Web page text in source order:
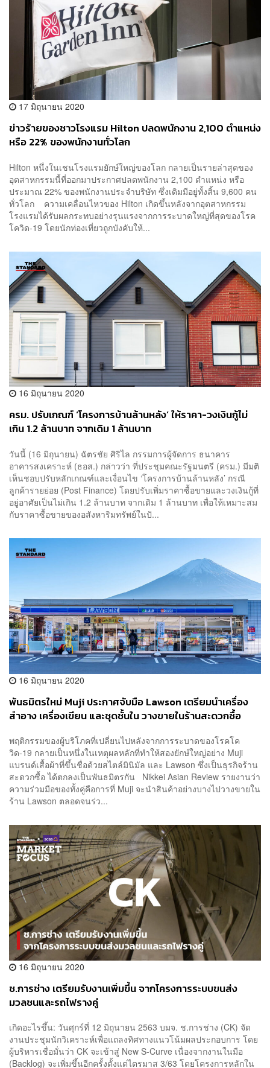
17 มิถุนายน 2020
ข่าวร้ายของชาวโรงแรม Hilton ปลดพนักงาน 2,100 ตำแหน่ง
หรือ 22% ของพนักงานทั่วโลก
Hilton หนึ่งในเชนโรงแรมยักษ์ใหญ่ของโลก กลายเป็นรายล่าสุดของ
อุตสาหกรรมนี้ที่ออกมาประกาศปลดพนักงาน 2,100 ตำแหน่ง หรือ
ประมาณ 22% ของพนักงานประจำบริษัท ซึ่งเดิมมีอยู่ทั้งสิ้น 9,600 คน
ทั่วโลก ความเคลื่อนไหวของ Hilton เกิดขึ้นหลังจากอุตสาหกรรม
โรงแรมได้รับผลกระทบอย่างรุนแรงจากการระบาดใหญ่ที่สุดของโรค
โควิด-19 โดยนักท่องเที่ยวถูกบังคับให้...
16 มิถุนายน 2020
ครม. ปรับเกณฑ์ ‘โครงการบ้านล้านหลัง’ ให้ราคา-วงเงินกู้ไม่
เกิน 1.2 ล้านบาท จากเดิม 1 ล้านบาท
วันนี้ (16 มิถุนายน) ฉัตรชัย ศิริไล กรรมการผู้จัดการ ธนาคาร
อาคารสงเคราะห์ (ธอส.) กล่าวว่า ที่ประชุมคณะรัฐมนตรี (ครม.) มีมติ
เห็นชอบปรับหลักเกณฑ์และเงื่อนไข ‘โครงการบ้านล้านหลัง’ กรณี
ลูกค้ารายย่อย (Post Finance) โดยปรับเพิ่มราคาซื้อขายและวงเงินกู้ที่
อยู่อาศัยเป็นไม่เกิน 1.2 ล้านบาท จากเดิม 1 ล้านบาท เพื่อให้เหมาะสม
กับราคาซื้อขายของอสังหาริมทรัพย์ในปั...
16 มิถุนายน 2020
พันธมิตรใหม่ Muji ประกาศจับมือ Lawson เตรียมนำเครื่อง
สำอาง เครื่องเขียน และชุดชั้นใน วางขายในร้านสะดวกซื้อ
พฤติกรรมของผู้บริโภคที่เปลี่ยนไปหลังจากการระบาดของโรคโค
วิด-19 กลายเป็นหนึ่งในเหตุผลหลักที่ทำให้สองยักษ์ใหญ่อย่าง Muji
แบรนด์เสื้อผ้าที่ขึ้นชื่อด้วยสไตล์มินิมัล และ Lawson ซึ่งเป็นธุรกิจร้าน
สะดวกซื้อ ได้ตกลงเป็นพันธมิตรกัน Nikkei Asian Review รายงานว่า
ความร่วมมือของทั้งคู่คือการที่ Muji จะนำสินค้าอย่างบางไปวางขายใน
ร้าน Lawson ตลอดจนร่ว...
16 มิถุนายน 2020
ช.การช่าง เตรียมรับงานเพิ่มขึ้น จากโครงการระบบขนส่ง
มวลชนและรถไฟรางคู่
เกิดอะไรขึ้น: วันศุกร์ที่ 12 มิถุนายน 2563 บมจ. ช.การช่าง (CK) จัด
งานประชุมนักวิเคราะห์เพื่อแถลงทิศทางแนวโน้มผลประกอบการ โดย
ผู้บริหารเชื่อมั่นว่า CK จะเข้าสู่ New S-Curve เนื่องจากงานในมือ
(Backlog) จะเพิ่มขึ้นอีกครั้งตั้งแต่ไตรมาส 3/63 โดยโครงการหลักใน